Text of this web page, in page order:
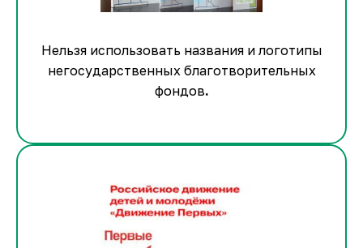
Нельзя использовать названия и логотипы
негосударственных благотворительных
фондов.